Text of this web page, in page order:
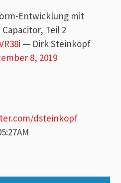
Entwicklung mit
Teil 2
— Dirk Steinkopf
8, 2019
dsteinkopf